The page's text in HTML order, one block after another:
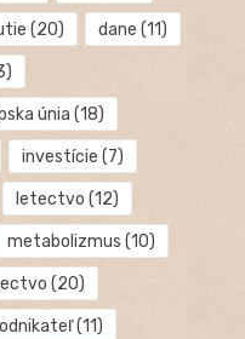
(20) dane (11)
únia (18)
investície (7)
letectvo (12)
metabolizmus (10)
(20)
(11)